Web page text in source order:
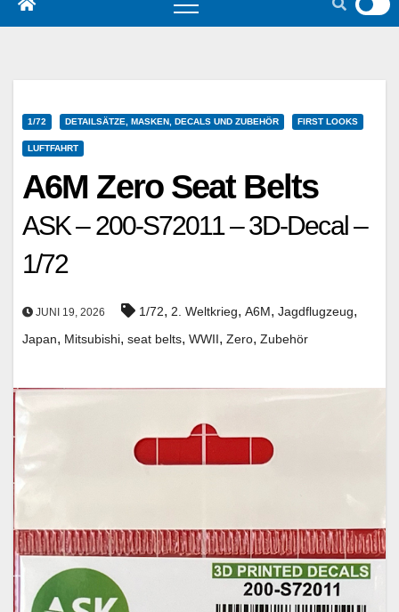
1/72 DETAILSÄTZE, MASKEN, DECALS UND ZUBEHÖR FIRST LOOKS
LUFTFAHRT
A6M Zero Seat Belts
ASK – 200-S72011 – 3D-Decal –
1/72
JUNI 19, 2026 1/72, 2. Weltkrieg, A6M, Jagdflugzeug,
Japan, Mitsubishi, seat belts, WWII, Zero, Zubehör